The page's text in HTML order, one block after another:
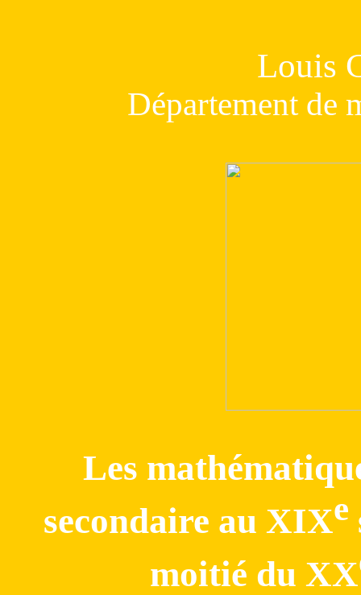
Louis
Département de
Les
secondaire au XIXe
moitié du XX